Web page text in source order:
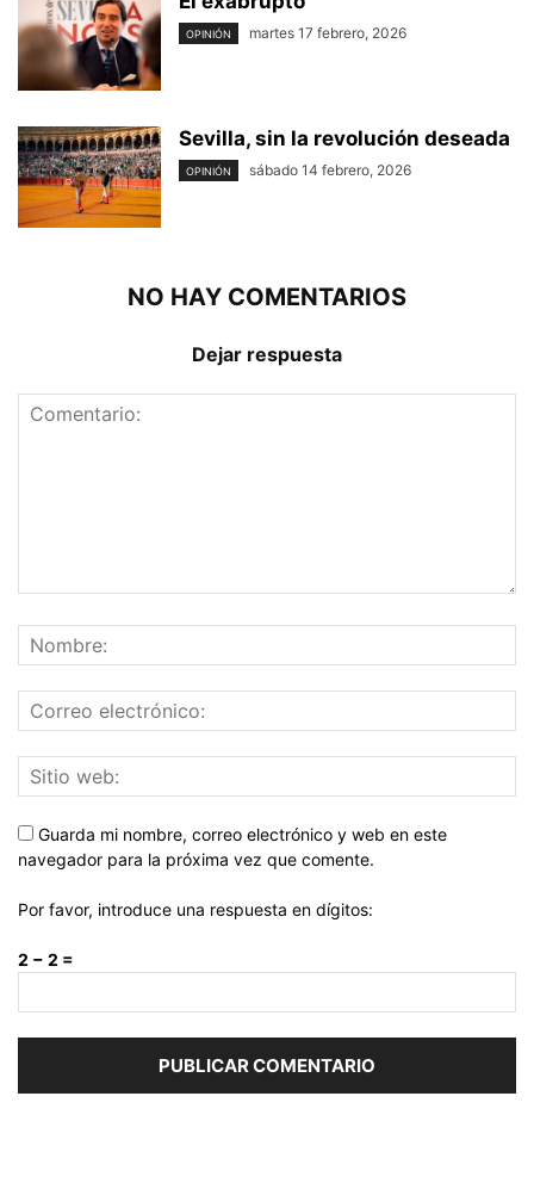
OPINIÓN martes 17 febrero, 2026
Sevilla, sin la revolución deseada
OPINIÓN sábado 14 febrero, 2026
NO HAY COMENTARIOS
Dejar respuesta
Guarda mi nombre, correo electrónico y web en este
navegador para la próxima vez que comente.
Por favor, introduce una respuesta en dígitos:
2 − 2 =